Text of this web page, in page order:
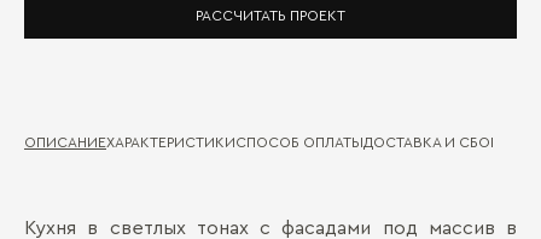
РАССЧИТАТЬ ПРОЕКТ
ОПИСАНИЕХАРАКТЕРИСТИКИСПОСОБ ОПЛАТЫДОСТАВКА И СБОРКА
Кухня в светлых тонах с фасадами под массив в